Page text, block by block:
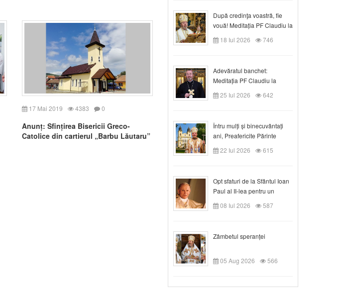
17 Mai 2019 4383 0
Anunț: Sfințirea Bisericii Greco-
Catolice din cartierul „Barbu Lăutaru”
După credinţa voastră, fie
vouă! Meditația PF Claudiu la
duminica a VII-a după Rusalii
18 Iul 2026 746
Adevăratul banchet:
Meditația PF Claudiu la
Duminica a VIII-a după
Rusalii
25 Iul 2026 642
Întru mulți și binecuvântați
ani, Preafericite Părinte
Claudiu!
22 Iul 2026 615
Opt sfaturi de la Sfântul Ioan
Paul al II-lea pentru un
creștin
08 Iul 2026 587
Zâmbetul speranței
05 Aug 2026 566